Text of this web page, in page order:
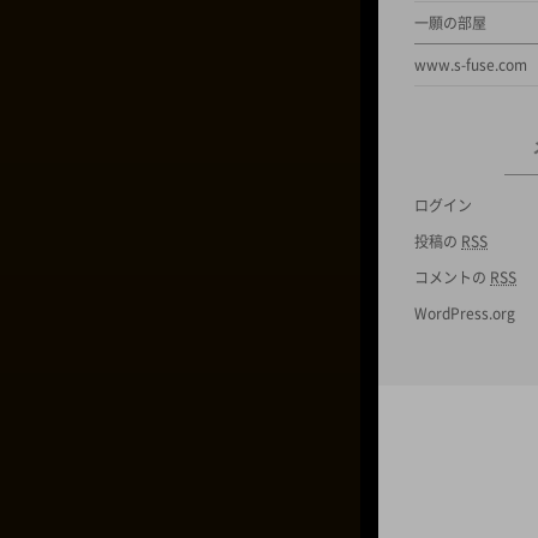
一願の部屋
www.s-fuse.com
ログイン
投稿の RSS
コメントの RSS
WordPress.org